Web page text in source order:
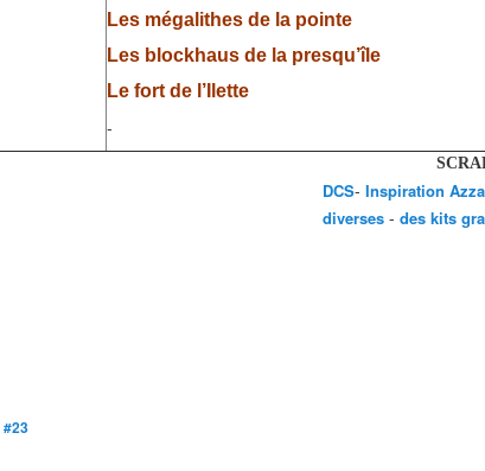
Les mégalithes de la pointe
Les blockhaus de la presqu’île
Le fort de l’Ilette
-
#23
DCS- Inspiration Azza
diverses - des kits